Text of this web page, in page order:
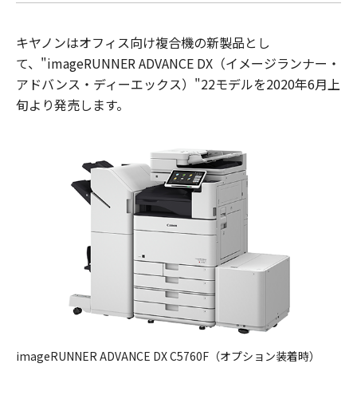
キヤノンはオフィス向け複合機の新製品とし
て、"imageRUNNER ADVANCE DX（イメージランナー・
アドバンス・ディーエックス）"22モデルを2020年6月上
旬より発売します。
imageRUNNER ADVANCE DX C5760F（オプション装着時）